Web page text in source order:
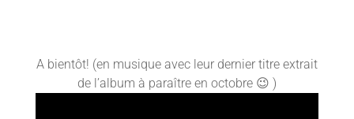
A bientôt! (en musique avec leur dernier titre extrait
de l’album à paraître en octobre 😉 )